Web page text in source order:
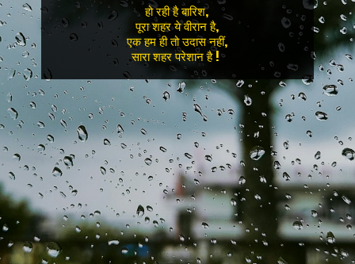
हो रही है बारिश,
पूरा शहर ये वीरान है,
एक हम ही तो उदास नहीं,
सारा शहर परेशान है !